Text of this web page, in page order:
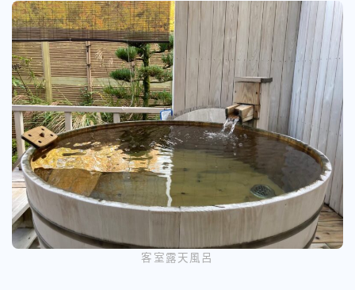
客室露天風呂